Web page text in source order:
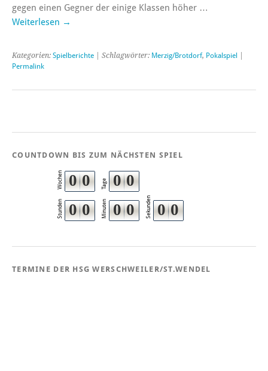
gegen einen Gegner der einige Klassen höher …
Weiterlesen →
Kategorien: Spielberichte | Schlagwörter: Merzig/Brotdorf, Pokalspiel
Permalink
COUNTDOWN BIS ZUM NÄCHSTEN SPIEL
Wochen 0 0 Tage 0 0
Stunden 0 0 Minuten 0 0 Sekunden 0 0
TERMINE DER HSG WERSCHWEILER/ST.WENDEL